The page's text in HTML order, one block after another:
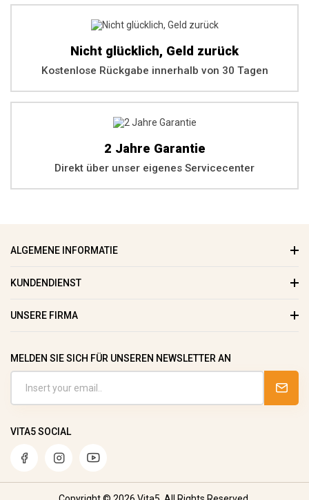
Nicht glücklich, Geld zurück
Kostenlose Rückgabe innerhalb von 30 Tagen
2 Jahre Garantie
Direkt über unser eigenes Servicecenter
ALGEMENE INFORMATIE
KUNDENDIENST
UNSERE FIRMA
MELDEN SIE SICH FÜR UNSEREN NEWSLETTER AN
VITA5 SOCIAL